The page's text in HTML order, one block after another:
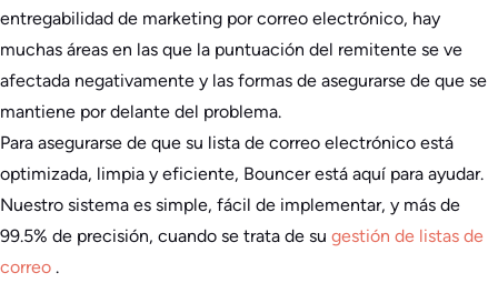
entregabilidad de marketing por correo electrónico, hay
muchas áreas en las que la puntuación del remitente se ve
afectada negativamente y las formas de asegurarse de que se
mantiene por delante del problema.
Para asegurarse de que su lista de correo electrónico está
optimizada, limpia y eficiente, Bouncer está aquí para ayudar.
Nuestro sistema es simple, fácil de implementar, y más de
99.5% de precisión, cuando se trata de su gestión de listas de
correo .